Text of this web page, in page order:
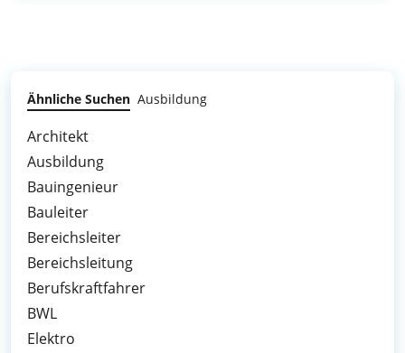
Ähnliche Suchen Ausbildung
Architekt
Ausbildung
Bauingenieur
Bauleiter
Bereichsleiter
Bereichsleitung
Berufskraftfahrer
BWL
Elektro